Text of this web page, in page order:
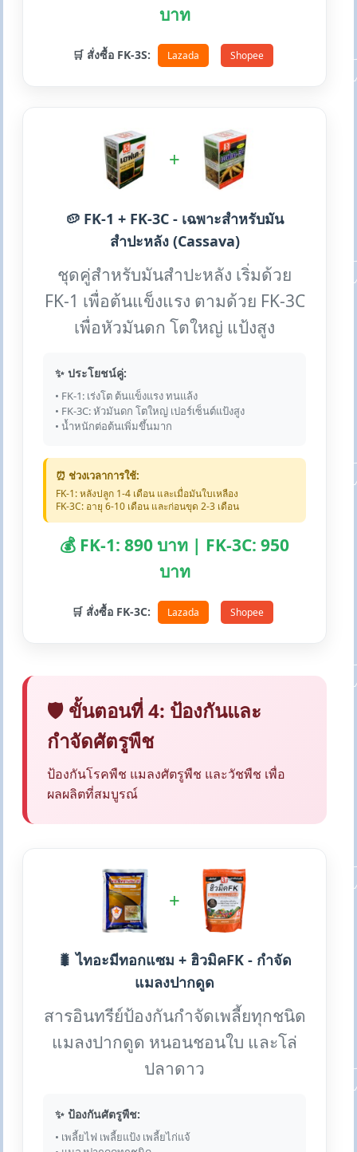
บาท
🛒 สั่งซื้อ FK-3S: Lazada Shopee
+
🥔 FK-1 + FK-3C - เฉพาะสำหรับมัน
สำปะหลัง (Cassava)
ชุดคู่สำหรับมันสำปะหลัง เริ่มด้วย
FK-1 เพื่อต้นแข็งแรง ตามด้วย FK-3C
เพื่อหัวมันดก โตใหญ่ แป้งสูง
✨ ประโยชน์คู่:
• FK-1: เร่งโต ต้นแข็งแรง ทนแล้ง
• FK-3C: หัวมันดก โตใหญ่ เปอร์เซ็นต์แป้งสูง
• น้ำหนักต่อต้นเพิ่มขึ้นมาก
⏰ ช่วงเวลาการใช้:
FK-1: หลังปลูก 1-4 เดือน และเมื่อมันใบเหลือง
FK-3C: อายุ 6-10 เดือน และก่อนขุด 2-3 เดือน
💰 FK-1: 890 บาท | FK-3C: 950
บาท
🛒 สั่งซื้อ FK-3C: Lazada Shopee
🛡️ ขั้นตอนที่ 4: ป้องกันและ
กำจัดศัตรูพืช
ป้องกันโรคพืช แมลงศัตรูพืช และวัชพืช เพื่อ
ผลผลิตที่สมบูรณ์
+
🐛 ไทอะมีทอกแซม + ฮิวมิคFK - กำจัด
แมลงปากดูด
สารอินทรีย์ป้องกันกำจัดเพลี้ยทุกชนิด
แมลงปากดูด หนอนชอนใบ และโล่
ปลาดาว
✨ ป้องกันศัตรูพืช:
• เพลี้ยไฟ เพลี้ยแป้ง เพลี้ยไก่แจ้